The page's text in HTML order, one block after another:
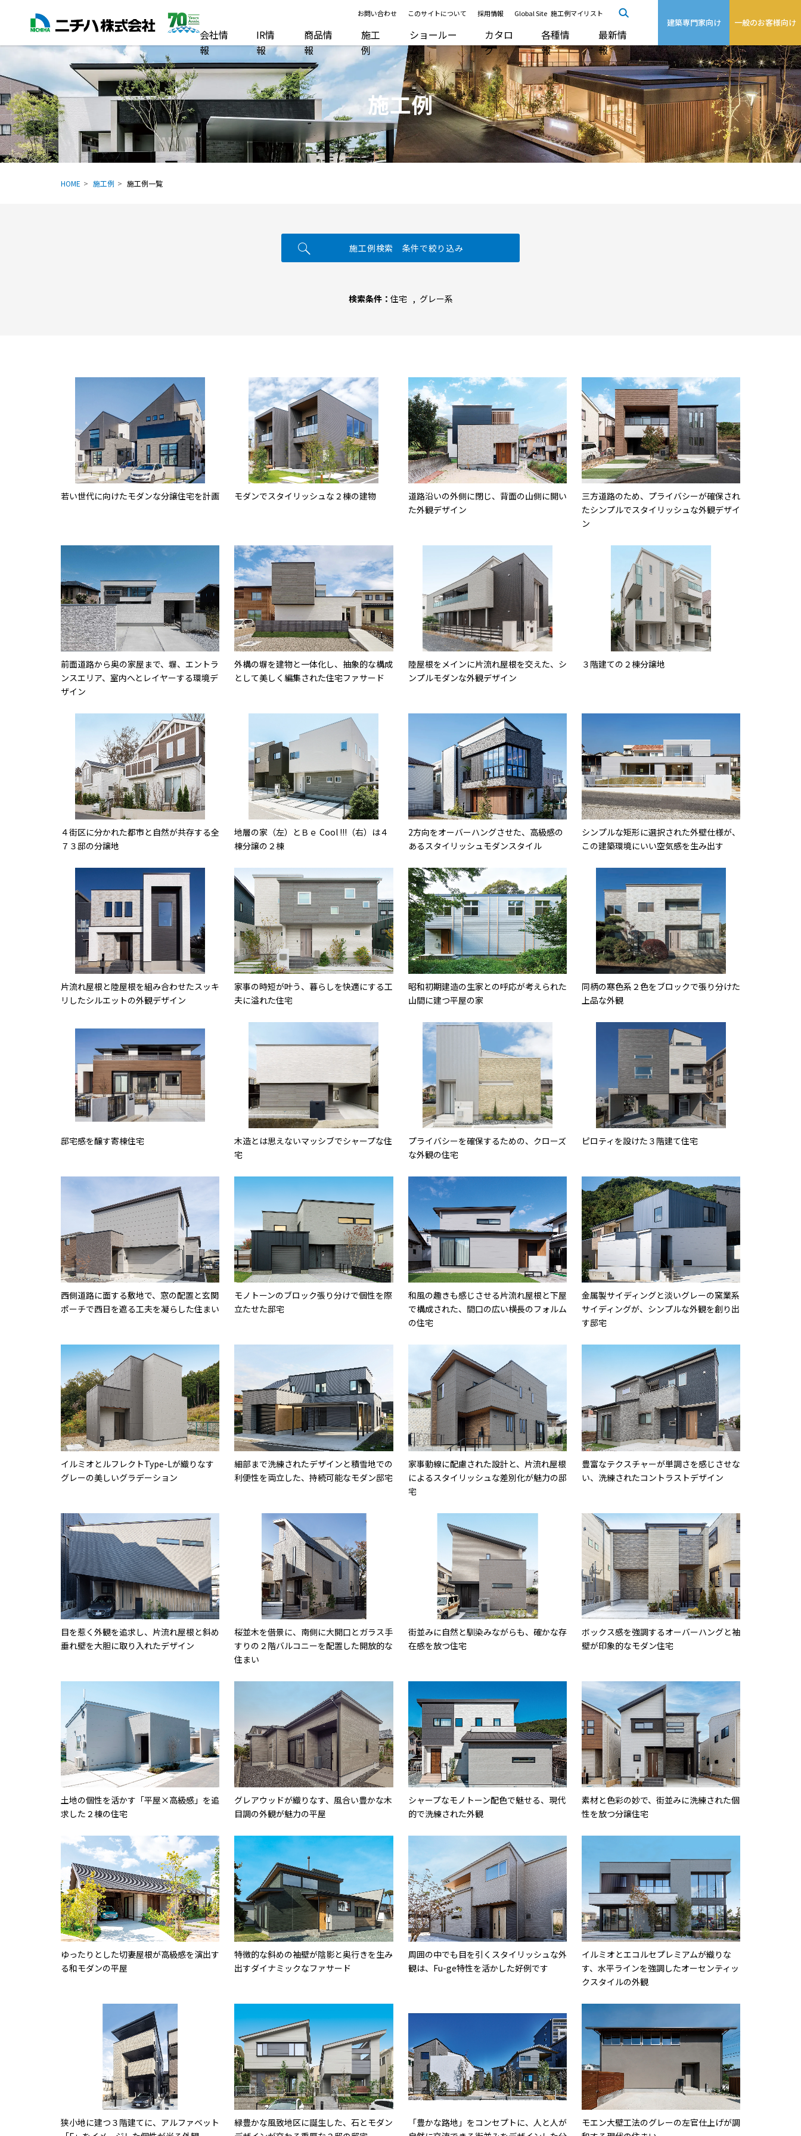
お問い合わせ このサイトについて 採用情報 Global Site 施工例マイリスト
会社情
報
IR情
報
商品情
報
施工
例
ショールー
ム
カタロ
グ
各種情
報
最新情
報
建築専門家向け 一般のお客様向け
施工例
HOME 施工例 施工例一覧
施工例検索 条件で絞り込み
検索条件： 住宅 グレー系
若い世代に向けたモダンな分譲住宅を計画 モダンでスタイリッシュな２棟の建物
道路沿いの外側に閉じ、背面の山側に開い
た外観デザイン
三方道路のため、プライバシーが確保され
たシンプルでスタイリッシュな外観デザイ
ン
前面道路から奥の家屋まで、塀、エントラ
ンスエリア、室内へとレイヤーする環境デ
ザイン
外構の塀を建物と一体化し、抽象的な構成
として美しく編集された住宅ファサード
陸屋根をメインに片流れ屋根を交えた、シ
ンプルモダンな外観デザイン
３階建ての２棟分譲地
４街区に分かれた都市と自然が共存する全
７３邸の分譲地
地層の家（左）とＢｅ Cool !!!（右）は４
棟分譲の２棟
2方向をオーバーハングさせた、高級感の
あるスタイリッシュモダンスタイル
シンプルな矩形に選択された外壁仕様が、
この建築環境にいい空気感を生み出す
片流れ屋根と陸屋根を組み合わせたスッキ
リしたシルエットの外観デザイン
家事の時短が叶う、暮らしを快適にする工
夫に溢れた住宅
昭和初期建造の生家との呼応が考えられた
山間に建つ平屋の家
同柄の寒色系２色をブロックで張り分けた
上品な外観
邸宅感を醸す寄棟住宅
木造とは思えないマッシブでシャープな住
宅
プライバシーを確保するための、クローズ
な外観の住宅
ピロティを設けた３階建て住宅
西側道路に面する敷地で、窓の配置と玄関
ポーチで西日を遮る工夫を凝らした住まい
モノトーンのブロック張り分けで個性を際
立たせた邸宅
和風の趣きも感じさせる片流れ屋根と下屋
で構成された、間口の広い横長のフォルム
の住宅
金属製サイディングと淡いグレーの窯業系
サイディングが、シンプルな外観を創り出
す邸宅
イルミオとルフレクトType-Lが織りなす
グレーの美しいグラデーション
細部まで洗練されたデザインと積雪地での
利便性を両立した、持続可能なモダン邸宅
家事動線に配慮された設計と、片流れ屋根
によるスタイリッシュな差別化が魅力の邸
宅
豊富なテクスチャーが単調さを感じさせな
い、洗練されたコントラストデザイン
目を惹く外観を追求し、片流れ屋根と斜め
垂れ壁を大胆に取り入れたデザイン
桜並木を借景に、南側に大開口とガラス手
すりの２階バルコニーを配置した開放的な
住まい
街並みに自然と馴染みながらも、確かな存
在感を放つ住宅
ボックス感を強調するオーバーハングと袖
壁が印象的なモダン住宅
土地の個性を活かす「平屋×高級感」を追
求した２棟の住宅
グレアウッドが織りなす、風合い豊かな木
目調の外観が魅力の平屋
シャープなモノトーン配色で魅せる、現代
的で洗練された外観
素材と色彩の妙で、街並みに洗練された個
性を放つ分譲住宅
ゆったりとした切妻屋根が高級感を演出す
る和モダンの平屋
特徴的な斜めの袖壁が陰影と奥行きを生み
出すダイナミックなファサード
周囲の中でも目を引くスタイリッシュな外
観は、Fu-ge特性を活かした好例です
イルミオとエコルセプレミアムが織りな
す、水平ラインを強調したオーセンティッ
クスタイルの外観
狭小地に建つ３階建てに、アルファベット
緑豊かな風致地区に誕生した、石とモダン
「豊かな路地」をコンセプトに、人と人が
モエン大壁工法のグレーの左官仕上げが調